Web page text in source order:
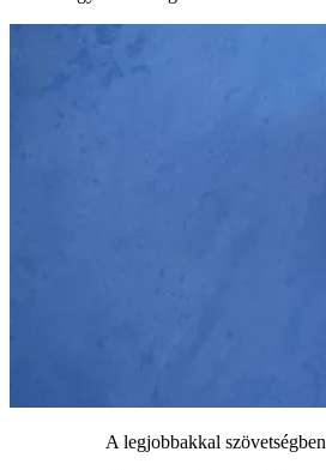
A legjobbakkal szövetségben